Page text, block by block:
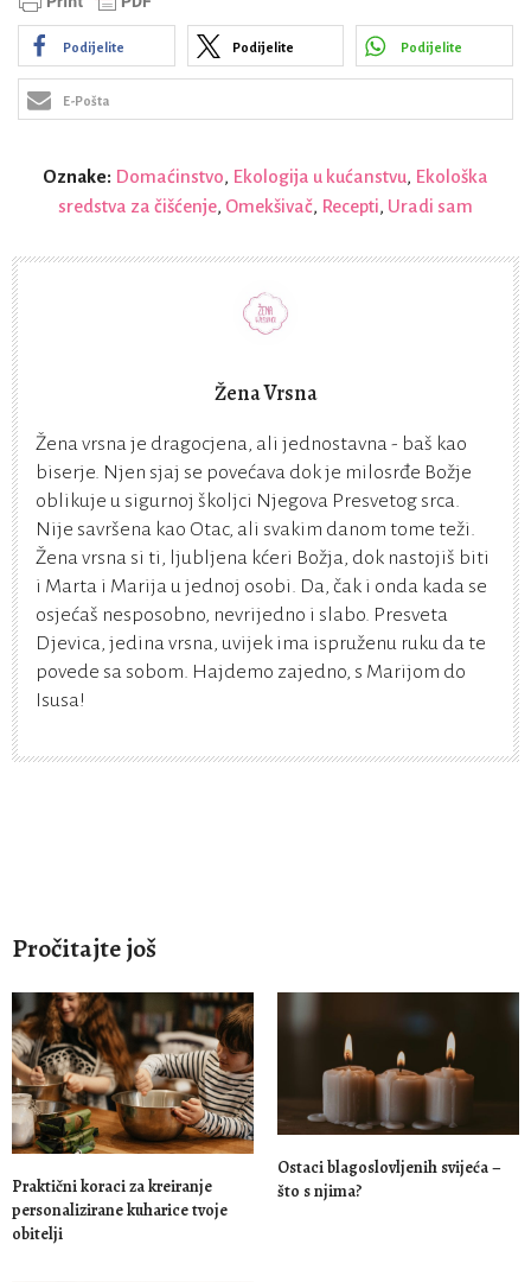
Podijelite Podijelite Podijelite
E-Pošta
Oznake: Domaćinstvo, Ekologija u kućanstvu, Ekološka
sredstva za čišćenje, Omekšivač, Recepti, Uradi sam
Žena Vrsna
Žena vrsna je dragocjena, ali jednostavna - baš kao
biserje. Njen sjaj se povećava dok je milosrđe Božje
oblikuje u sigurnoj školjci Njegova Presvetog srca.
Nije savršena kao Otac, ali svakim danom tome teži.
Žena vrsna si ti, ljubljena kćeri Božja, dok nastojiš biti
i Marta i Marija u jednoj osobi. Da, čak i onda kada se
osjećaš nesposobno, nevrijedno i slabo. Presveta
Djevica, jedina vrsna, uvijek ima ispruženu ruku da te
povede sa sobom. Hajdemo zajedno, s Marijom do
Isusa!
Pročitajte još
Praktični koraci za kreiranje
personalizirane kuharice tvoje
obitelji
Ostaci blagoslovljenih svijeća –
što s njima?